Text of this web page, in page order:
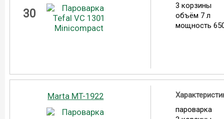
30
3 корзины
объём 7 л
мощность
Marta MT-1922
пароварка